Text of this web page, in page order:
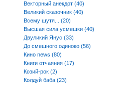
Векторный анекдот (40)
Великий сказочник (40)
Всему шутя... (20)
Высшая сила усмешки (40)
Двуликий Янус (33)
До смешного одиноко (56)
Кино news (80)
Книги отчаяния (17)
Козий-рок (2)
Колдуй баба (23)